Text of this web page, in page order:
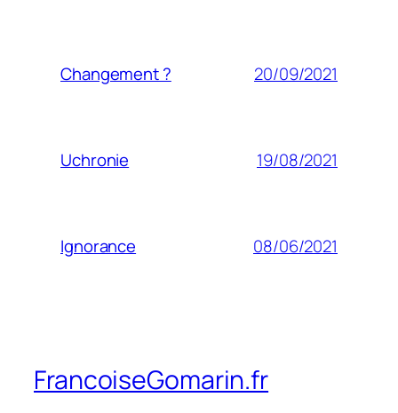
Changement ? 20/09/2021
Uchronie 19/08/2021
Ignorance 08/06/2021
FrancoiseGomarin.fr